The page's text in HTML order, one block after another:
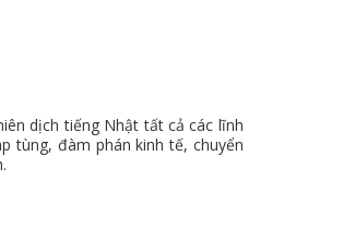
dịch tiếng Nhật tất cả các lĩnh
tùng, đàm phán kinh tế, chuyển